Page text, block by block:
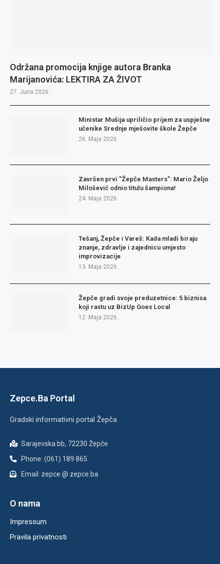
Održana promocija knjige autora Branka
Marijanovića: LEKTIRA ZA ŽIVOT
27. Juna 2026.
Ministar Mušija upriličio prijem za uspješne
učenike Srednje mješovite škole Žepče
26. Maja 2026.
Završen prvi “Žepče Masters”: Mario Željo
Milošević odnio titulu šampiona!
24. Maja 2026.
Tešanj, Žepče i Vareš: Kada mladi biraju
znanje, zdravlje i zajednicu umjesto
improvizacije
13. Maja 2026.
Žepče gradi svoje preduzetnice: 5 biznisa
koji rastu uz BizUp Goes Local
12. Maja 2026.
Zepce.Ba Portal
Gradski informativni portal Žepča
Sarajevska bb, 72230 Žepče
Phone: (061) 189 865
Email: zepce @ zepce.ba
O nama
Impressum
Pravila privatnosti